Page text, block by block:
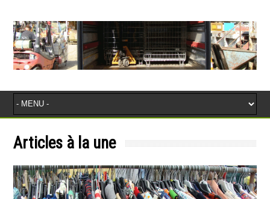
Articles à la une